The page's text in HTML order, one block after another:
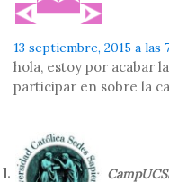
13 septiembre, 2015 a las
hola, estoy por acabar
participar en sobre la